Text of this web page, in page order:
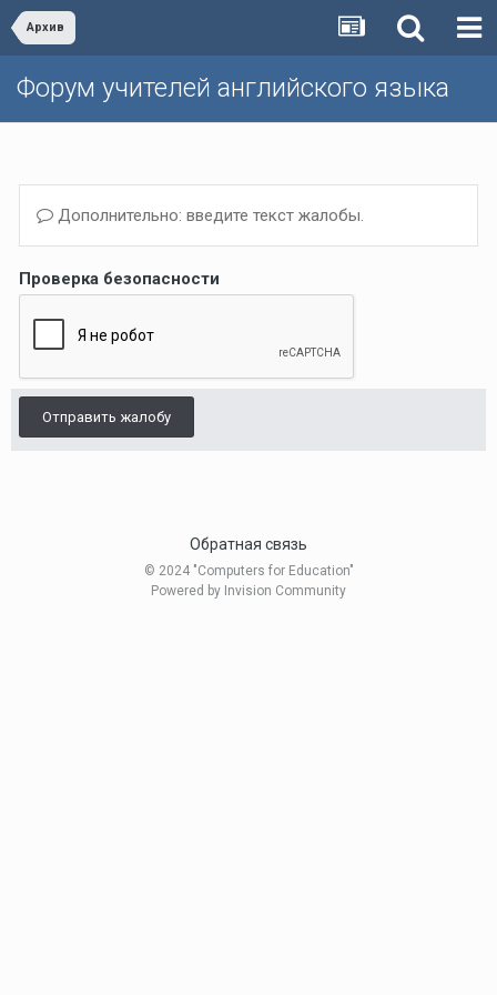
Архив
Форум учителей английского языка
Дополнительно: введите текст жалобы.
Проверка безопасности
Отправить жалобу
Обратная связь
© 2024 "Computers for Education"
Powered by Invision Community